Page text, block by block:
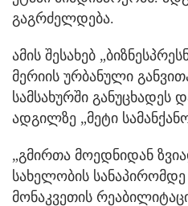
გაგრძელდება.
ამის შესახებ
მერიის ურბანული
სამსახურში განუცხადეს
ადგილზე „მეტი
„გმირთა მოედნიდან
სახელობის
მონაკვეთის